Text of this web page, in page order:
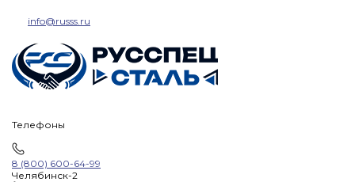
info@russs.ru
Телефоны
8 (800) 600-64-99
Челябинск-2